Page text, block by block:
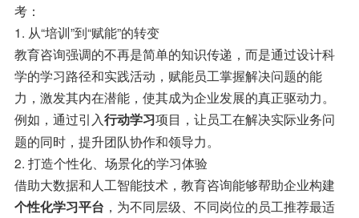
考：
1. 从“培训”到“赋能”的转变
教育咨询强调的不再是简单的知识传递，而是通过设计科
学的学习路径和实践活动，赋能员工掌握解决问题的能
力，激发其内在潜能，使其成为企业发展的真正驱动力。
例如，通过引入行动学习项目，让员工在解决实际业务问
题的同时，提升团队协作和领导力。
2. 打造个性化、场景化的学习体验
借助大数据和人工智能技术，教育咨询能够帮助企业构建
个性化学习平台 ，为不同层级、不同岗位的员工推荐最适